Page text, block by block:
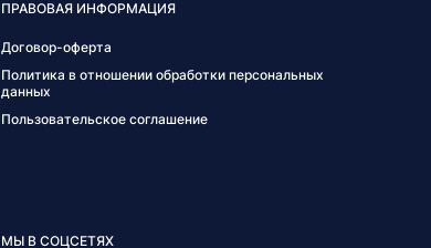
ПРАВОВАЯ ИНФОРМАЦИЯ
Договор-оферта
Политика в отношении обработки персональных
данных
Пользовательское соглашение
МЫ В СОЦСЕТЯХ